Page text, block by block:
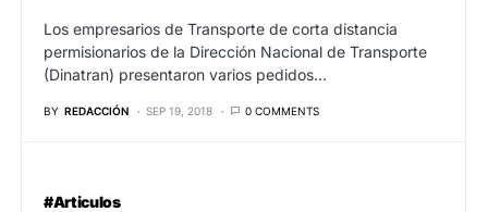
Los empresarios de Transporte de corta distancia
permisionarios de la Dirección Nacional de Transporte
(Dinatran) presentaron varios pedidos…
BY REDACCIÓN SEP 19, 2018 0 COMMENTS
#Articulos